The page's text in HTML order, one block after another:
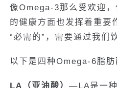
像Omega-3那么受欢迎，
的健康方面也发挥着重要
“必需的”，需要通过我们
以下是四种Omega-6脂肪
LA（亚油酸） —LA是一